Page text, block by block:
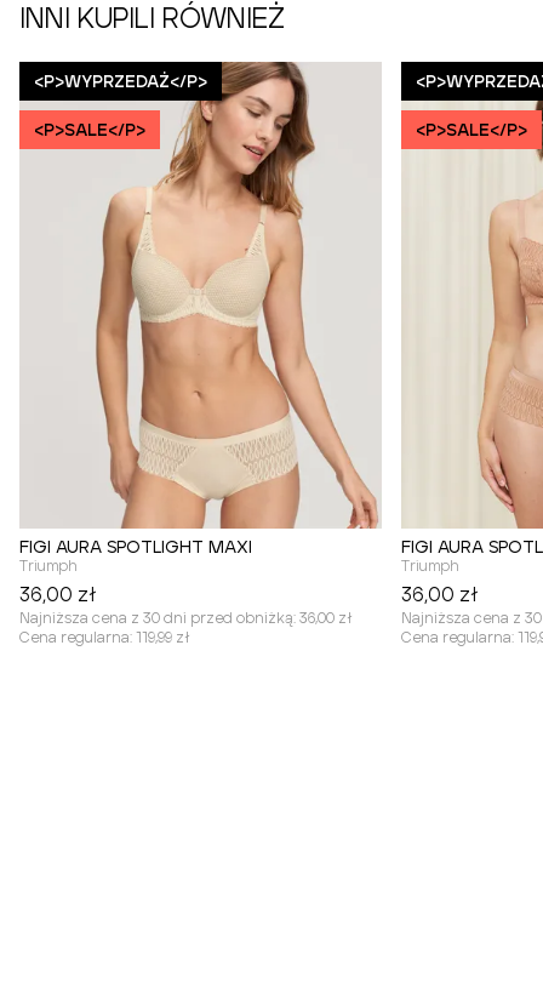
INNI KUPILI RÓWNIEŻ
<P>WYPRZEDAŻ</P>
<P>SALE</P>
FIGI AURA SPOTLIGHT MAXI
Triumph
36,00 zł
Najniższa cena z 30 dni przed obniżką: 36,00 zł
Cena regularna: 119,99 zł
<P>SALE</P>
FIGI AURA
Triumph
36,00 zł
Najniższa cena z
Cena regularna: